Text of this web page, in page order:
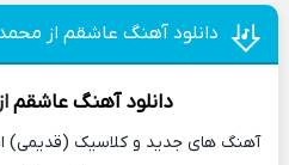
دانلود آهنگ عاشقم از
دانلود آهنگ عاشقم
آهنگ های جدید و کلاسیک (قدیمی)